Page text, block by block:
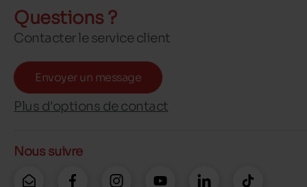
Questions ?
Contacter le service client
Envoyer un message
Plus d'options de contact
Nous suivre